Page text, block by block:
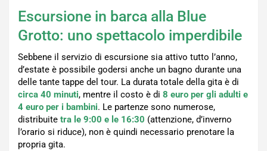
Escursione in barca alla Blue
Grotto: uno spettacolo imperdibile
Sebbene il servizio di escursione sia attivo tutto l’anno,
d’estate è possibile godersi anche un bagno durante una
delle tante tappe del tour. La durata totale della gita è di
circa 40 minuti, mentre il costo è di 8 euro per gli adulti e
4 euro per i bambini. Le partenze sono numerose,
distribuite tra le 9:00 e le 16:30 (attenzione, d’inverno
l’orario si riduce), non è quindi necessario prenotare la
propria gita.